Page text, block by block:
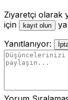
Ziyaretçi olarak
için
kayıt olun
Yanıtlanıyor: